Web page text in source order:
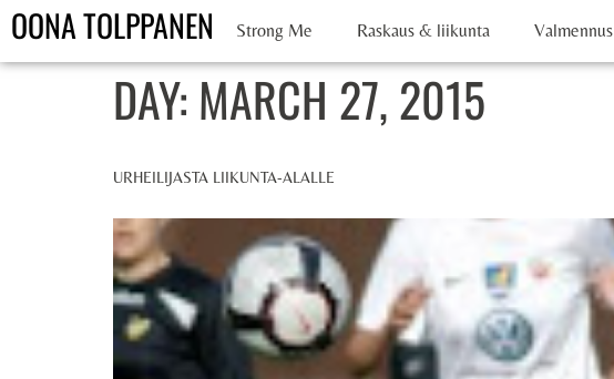
OONA TOLPPANEN Strong Me Raskaus & liikunta Valmennus
DAY: MARCH 27, 2015
URHEILIJASTA LIIKUNTA-ALALLE